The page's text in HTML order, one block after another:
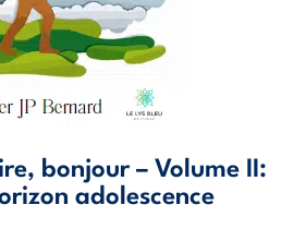
bonjour – Volume II:
adolescence